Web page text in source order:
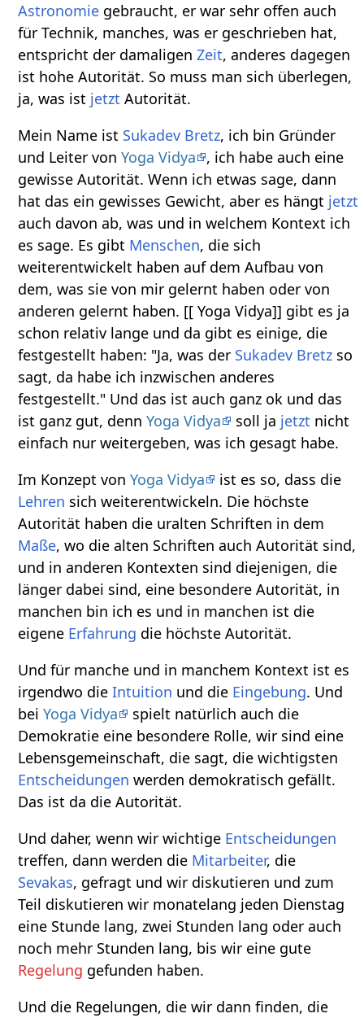
Astronomie gebraucht, er war sehr offen auch
für Technik, manches, was er geschrieben hat,
entspricht der damaligenZeit, anderes dagegen
ist hohe Autorität. So muss man sich überlegen,
ja, was ist jetzt Autorität.
Mein Name ist Sukadev Bretz, ich bin Gründer
und Leiter vonYoga Vidya
, ich habe auch eine
gewisse Autorität. Wenn ich etwas sage, dann
hat das ein gewisses Gewicht, aber es hängt jetzt
auch davon ab, was und in welchem Kontext ich
es sage. Es gibt Menschen, die sich
weiterentwickelt haben auf dem Aufbau von
dem, was sie von mir gelernt haben oder von
anderen gelernt haben. [[ Yoga Vidya]] gibt es ja
schon relativ lange und da gibt es einige, die
festgestellt haben: "Ja, was der Sukadev Bretz so
sagt, da habe ich inzwischen anderes
festgestellt." Und das ist auch ganz ok und das
ist ganz gut, dennYoga Vidya soll ja jetzt nicht
einfach nur weitergeben, was ich gesagt habe.
Im Konzept vonYoga Vidya
ist es so, dass die
Lehren sich weiterentwickeln. Die höchste
Autorität haben die uralten Schriften in dem
Maße, wo die alten Schriften auch Autorität sind,
und in anderen Kontexten sind diejenigen, die
länger dabei sind, eine besondere Autorität, in
manchen bin ich es und in manchen ist die
eigene Erfahrung die höchste Autorität.
Und für manche und in manchem Kontext ist es
irgendwo dieIntuition und die Eingebung. Und
beiYoga Vidya
spielt natürlich auch die
Demokratie eine besondere Rolle, wir sind eine
Lebensgemeinschaft, die sagt, die wichtigsten
Entscheidungen werden demokratisch gefällt.
Das ist da die Autorität.
Und daher, wenn wir wichtige Entscheidungen
treffen, dann werden die Mitarbeiter, die
Sevakas, gefragt und wir diskutieren und zum
Teil diskutieren wir monatelang jeden Dienstag
eine Stunde lang, zwei Stunden lang oder auch
noch mehr Stunden lang, bis wir eine gute
Regelung gefunden haben.
Und die Regelungen, die wir dann finden, die